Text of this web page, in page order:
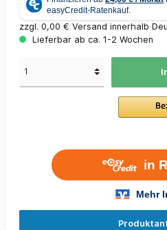
zzgl. 0,00 € Versand innerhalb
Lieferbar ab ca. 1-2 Wochen